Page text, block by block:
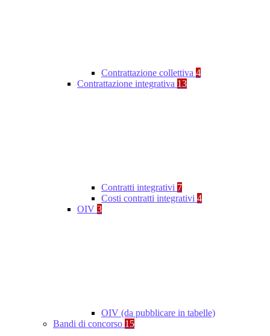
Contrattazione collettiva 4
Contrattazione integrativa 13
Contratti integrativi 7
Costi contratti integrativi 4
OIV 3
OIV (da pubblicare in tabelle)
Bandi di concorso 15